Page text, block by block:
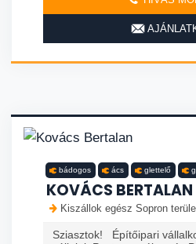
bádogos ács glettelő
KOVÁCS BERTALAN
Kiszállok egész Sopron
Sziasztok! Építőipari